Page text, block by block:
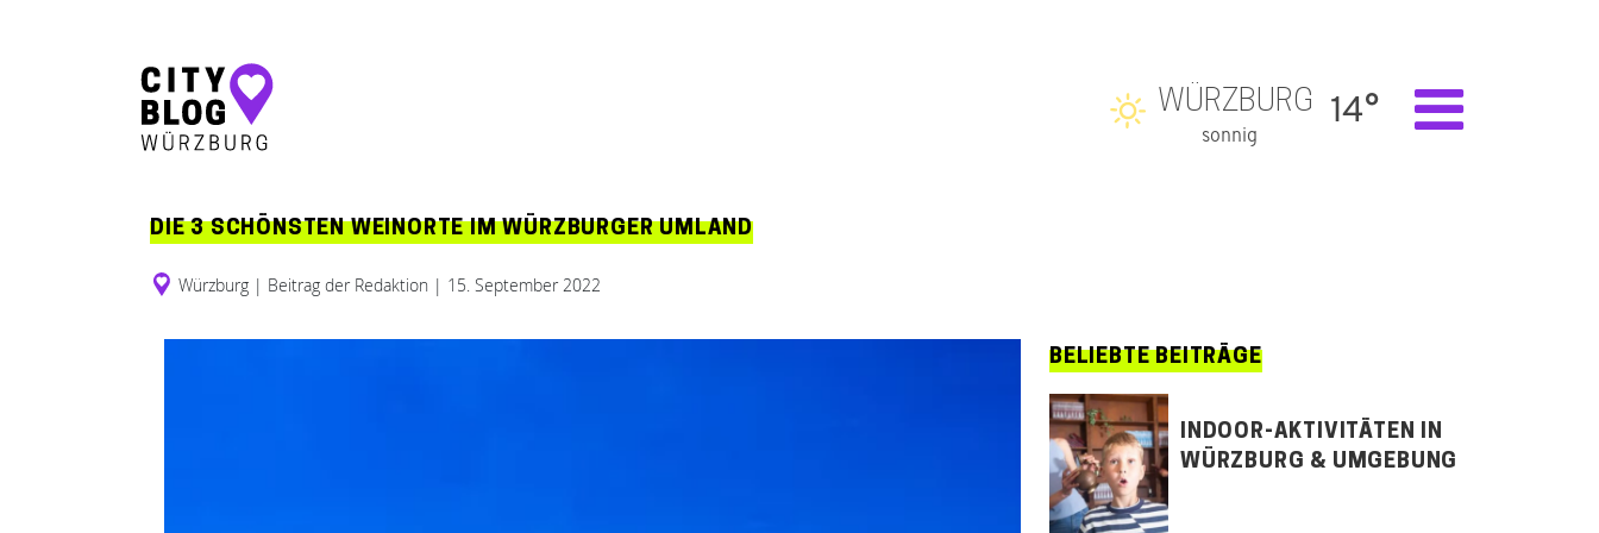
Hauptnavigation
WÜRZBURG
sonnig
14°
DIE 3 SCHÖNSTEN WEINORTE IM WÜRZBURGER UMLAND
Würzburg | Beitrag der Redaktion | 15. September 2022
BELIEBTE BEITRÄGE
INDOOR-AKTIVITÄTEN IN
WÜRZBURG & UMGEBUNG